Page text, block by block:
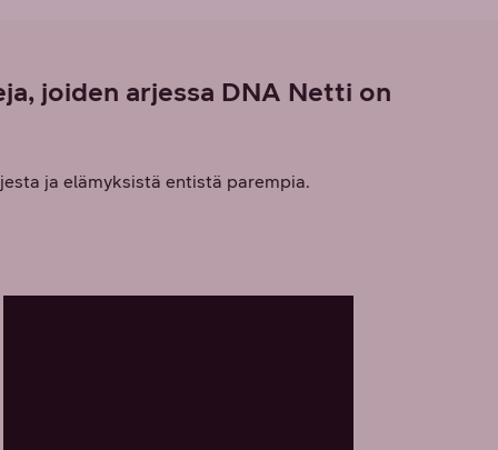
joiden arjessa DNA Netti on
ja elämyksistä entistä parempia.